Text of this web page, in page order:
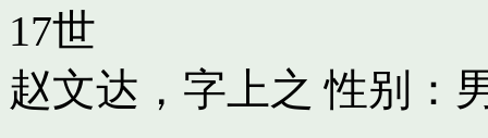
17世
赵文达，字上之 性别：